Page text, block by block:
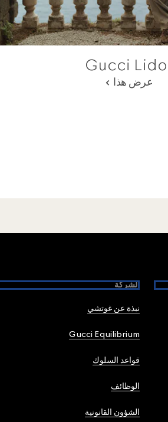
Gucci Lido
عرض هذا
الشركة
نبذة عن غوتشي
Gucci Equilibrium
قواعد السلوك
الوظائف
الشؤون القانونية